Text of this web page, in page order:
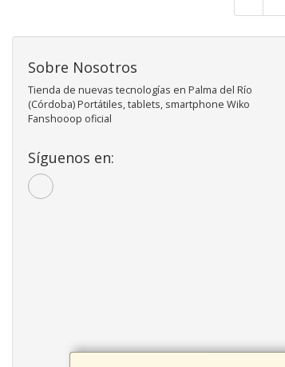
Sobre Nosotros
Tienda de nuevas tecnologías en Palma del Río
(Córdoba) Portátiles, tablets, smartphone Wiko
Fanshooop oficial
Síguenos en: